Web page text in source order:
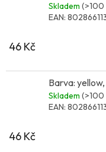
Skladem (>100
EAN:
46 Kč
Barva: yellow,
Skladem (>100
EAN:
46 Kč